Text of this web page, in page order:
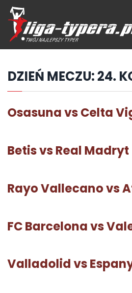
Przejdź
hdo
treści
DZIEŃ MECZU:24.
Osasuna vs Celta
Betis vs Real Madryt
Rayo Vallecano vs
FC Barcelona vs
Valladolid vs